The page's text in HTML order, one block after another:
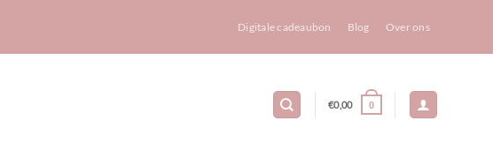
Digitale cadeaubon Blog Over ons
€0,00 0